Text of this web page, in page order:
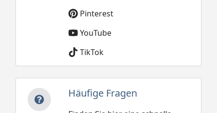
Pinterest
YouTube
TikTok
Häufige Fragen